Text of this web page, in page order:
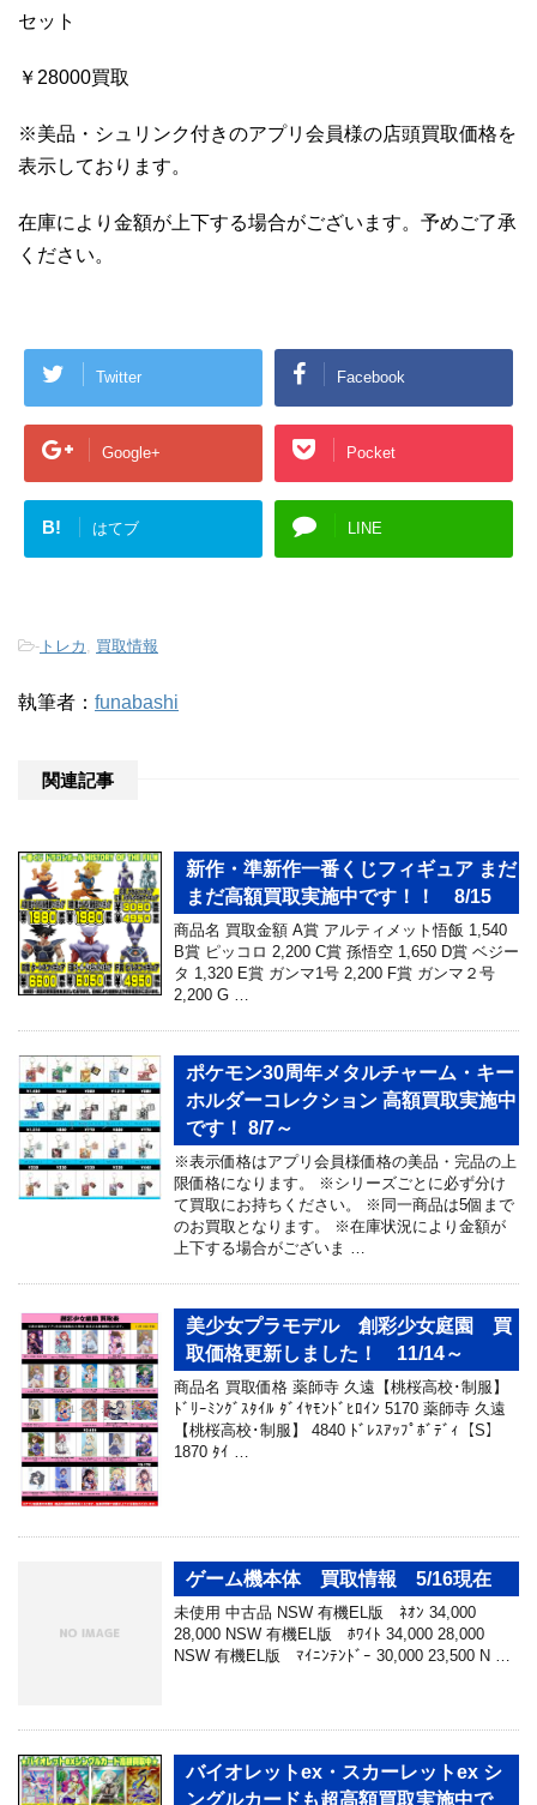
セット
￥28000買取
※美品・シュリンク付きのアプリ会員様の店頭買取価格を
表示しております。
在庫により金額が上下する場合がございます。予めご了承
ください。
Twitter Facebook
Google+ Pocket
B! はてブ LINE
- トレカ 買取情報
執筆者： funabashi
関連記事
新作・準新作一番くじフィギュア まだ
まだ高額買取実施中です！！ 8/15
商品名 買取金額 A賞 アルティメット悟飯 1,540
B賞 ピッコロ 2,200 C賞 孫悟空 1,650 D賞 ベジー
タ 1,320 E賞 ガンマ1号 2,200 F賞 ガンマ２号
2,200 G …
ポケモン30周年メタルチャーム・キー
ホルダーコレクション 高額買取実施中
です！ 8/7～
※表示価格はアプリ会員様価格の美品・完品の上
限価格になります。 ※シリーズごとに必ず分け
て買取にお持ちください。 ※同一商品は5個まで
のお買取となります。 ※在庫状況により金額が
上下する場合がございま …
美少女プラモデル 創彩少女庭園 買
取価格更新しました！ 11/14～
商品名 買取価格 薬師寺 久遠【桃桜高校･制服】
ﾄﾞﾘｰﾐﾝｸﾞｽﾀｲﾙ ﾀﾞｲﾔﾓﾝﾄﾞﾋﾛｲﾝ 5170 薬師寺 久遠
【桃桜高校･制服】 4840 ﾄﾞﾚｽｱｯﾌﾟﾎﾞﾃﾞｨ【S】
1870 ﾀｲ …
ゲーム機本体 買取情報 5/16現在
未使用 中古品 NSW 有機EL版 ﾈｵﾝ 34,000
28,000 NSW 有機EL版 ﾎﾜｲﾄ 34,000 28,000
NSW 有機EL版 ﾏｲﾆﾝﾃﾝﾄﾞｰ 30,000 23,500 N …
バイオレットex・スカーレットex シ
ングルカードも超高額買取実施中で